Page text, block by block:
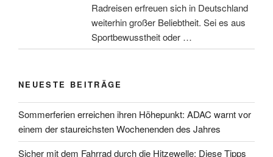
Radreisen erfreuen sich in Deutschland
weiterhin großer Beliebtheit. Sei es aus
Sportbewusstheit oder …
NEUESTE BEITRÄGE
Sommerferien erreichen ihren Höhepunkt: ADAC warnt vor
einem der staureichsten Wochenenden des Jahres
Sicher mit dem Fahrrad durch die Hitzewelle: Diese Tipps